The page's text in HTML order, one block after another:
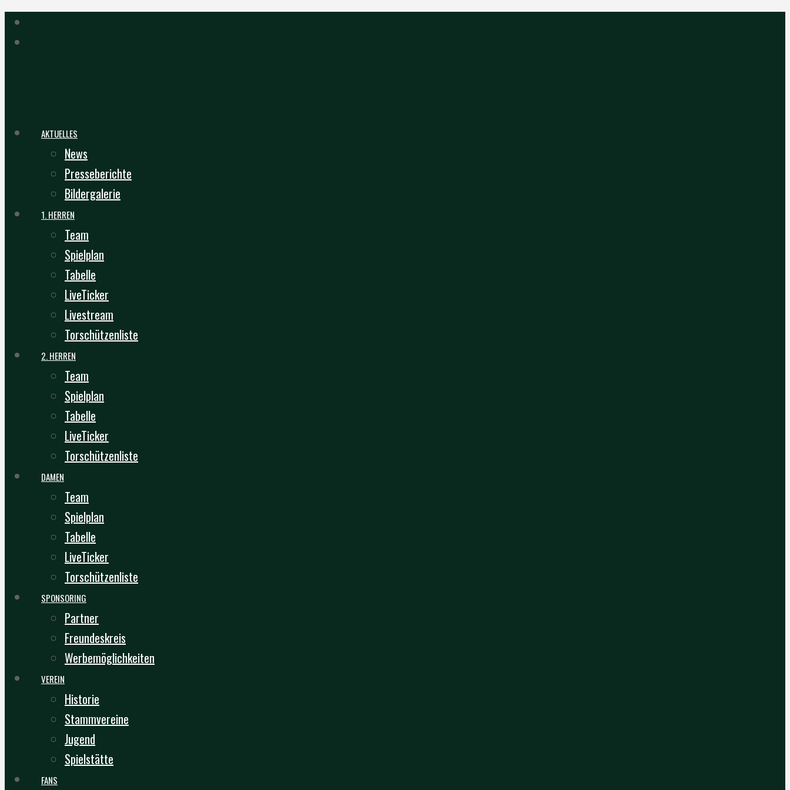
AKTUELLES
News
Presseberichte
Bildergalerie
1. HERREN
Team
Spielplan
Tabelle
LiveTicker
Livestream
Torschützenliste
2. HERREN
Team
Spielplan
Tabelle
LiveTicker
Torschützenliste
DAMEN
Team
Spielplan
Tabelle
LiveTicker
Torschützenliste
SPONSORING
Partner
Freundeskreis
Werbemöglichkeiten
VEREIN
Historie
Stammvereine
Jugend
Spielstätte
FANS